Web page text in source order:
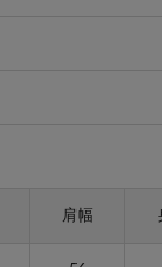
肩幅